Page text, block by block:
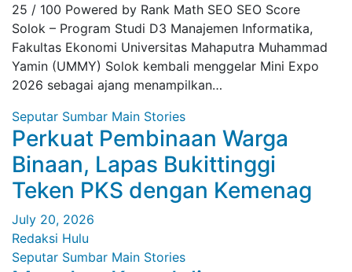
25 / 100 Powered by Rank Math SEO SEO Score
Solok – Program Studi D3 Manajemen Informatika,
Fakultas Ekonomi Universitas Mahaputra Muhammad
Yamin (UMMY) Solok kembali menggelar Mini Expo
2026 sebagai ajang menampilkan…
Seputar Sumbar Main Stories
Perkuat Pembinaan Warga
Binaan, Lapas Bukittinggi
Teken PKS dengan Kemenag
July 20, 2026
Redaksi Hulu
Seputar Sumbar Main Stories